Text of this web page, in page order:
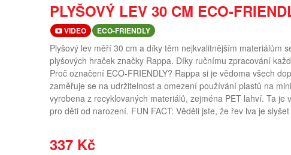
PLYŠOVÝ LEV 30 CM ECO-
VIDEO ECO-FRIENDLY
Plyšový lev měří 30 cm a díky těm nejkvalitnějším materiálům
plyšových hraček značky Rappa. Díky ručnímu zpracování
Proč označení ECO-FRIENDLY? Rappa si je vědoma všech
zaměřuje se na udržitelnost a omezení používání plastů na
vyrobena z recyklovaných materiálů, zejména PET lahví. Ta je
pro děti od narození. FUN FACT: Věděli jste, že řev lva je
337 Kč